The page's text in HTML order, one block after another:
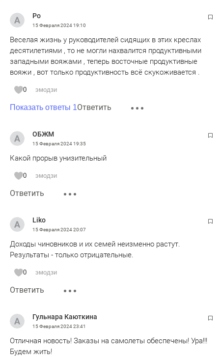
Ро
15 Февраля 202419:10
Веселая жизнь у руководителей сидящих в этих креслах
десятилетиями , то не могли нахвалится продуктивными
западными вояжами , теперь восточные продуктивные
вояжи , вот только продуктивность всё скукоживается .
0 эмодзи
Показать ответы 1Ответить
ОБЖМ
15 Февраля 202419:35
Какой прорыв унизительный
0 эмодзи
Ответить
Liko
15 Февраля 202420:07
Доходы чиновников и их семей неизменно растут.
Результаты - только отрицательные.
0 эмодзи
Ответить
Гульнара Каюткина
15 Февраля 202423:41
Отличная новость! Заказы на самолеты обеспечены! Ура!!!
Будем жить!